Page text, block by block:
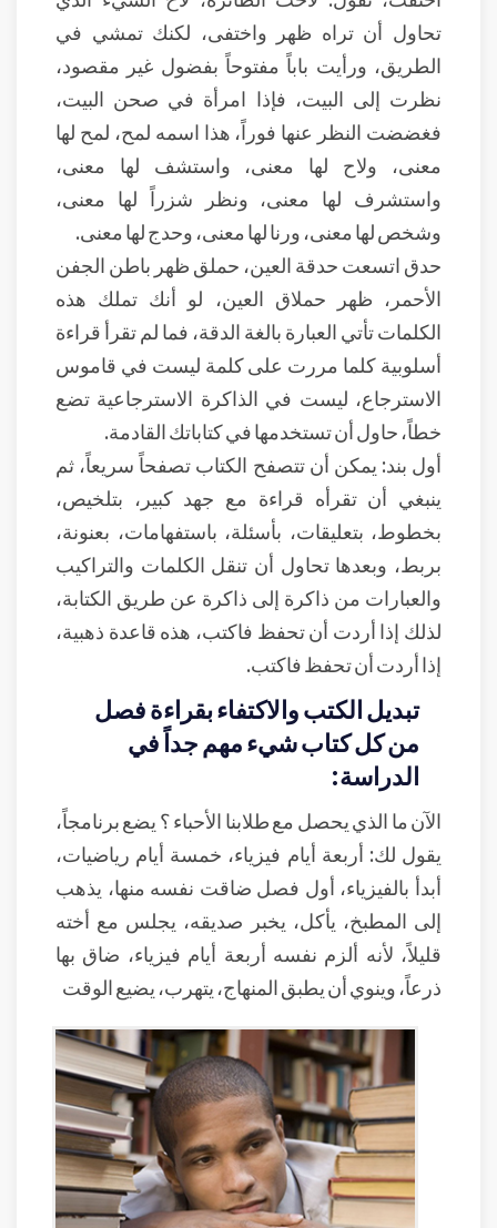
تحاول أن تراه ظهر واختفى، لكنك تمشي في
الطريق، ورأيت باباً مفتوحاً بفضول غير مقصود،
نظرت إلى البيت، فإذا امرأة في صحن البيت،
فغضضت النظر عنها فوراً، هذا اسمه لمح، لمح لها
معنى، ولاح لها معنى، واستشف لها معنى،
واستشرف لها معنى، ونظر شزراً لها معنى،
وشخص لها معنى، ورنا لها معنى، وحدج لها معنى.
حدق اتسعت حدقة العين، حملق ظهر باطن الجفن
الأحمر، ظهر حملاق العين، لو أنك تملك هذه
الكلمات تأتي العبارة بالغة الدقة، فما لم تقرأ قراءة
أسلوبية كلما مررت على كلمة ليست في قاموس
الاسترجاع، ليست في الذاكرة الاسترجاعية تضع
خطاً، حاول أن تستخدمها في كتاباتك القادمة.
أول بند: يمكن أن تتصفح الكتاب تصفحاً سريعاً، ثم
ينبغي أن تقرأه قراءة مع جهد كبير، بتلخيص،
بخطوط، بتعليقات، بأسئلة، باستفهامات، بعنونة،
بربط، وبعدها تحاول أن تنقل الكلمات والتراكيب
والعبارات من ذاكرة إلى ذاكرة عن طريق الكتابة،
لذلك إذا أردت أن تحفظ فاكتب، هذه قاعدة ذهبية،
إذا أردت أن تحفظ فاكتب.
تبديل الكتب والاكتفاء بقراءة فصل
من كل كتاب شيء مهم جداً في
الدراسة:
الآن ما الذي يحصل مع طلابنا الأحباء ؟ يضع برنامجاً،
يقول لك: أربعة أيام فيزياء، خمسة أيام رياضيات،
أبدأ بالفيزياء، أول فصل ضاقت نفسه منها، يذهب
إلى المطبخ، يأكل، يخبر صديقه، يجلس مع أخته
قليلاً، لأنه ألزم نفسه أربعة أيام فيزياء، ضاق بها
ذرعاً، وينوي أن يطبق المنهاج، يتهرب، يضيع الوقت